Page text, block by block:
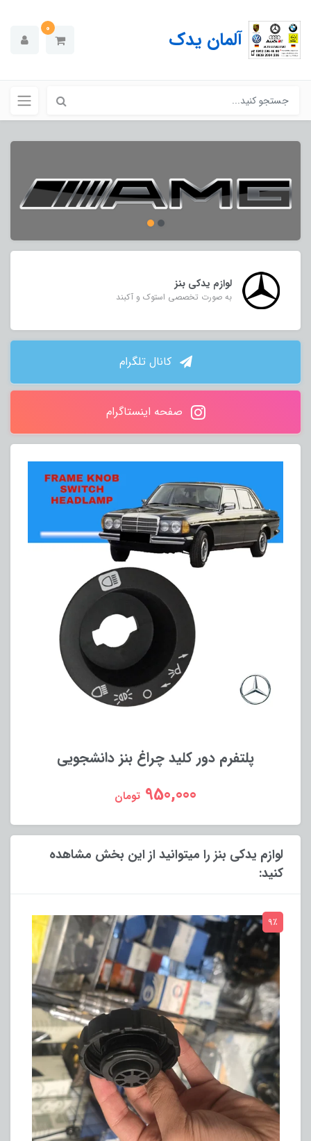
آلمان یدک 0
لوازم یدکی بنز
به صورت تخصصی استوک و آکبند
کانال تلگرام
صفحه اینستاگرام
پلتفرم دور کلید چراغ بنز دانشجویی
950,000 تومان
لوازم یدکی بنز را میتوانید از این بخش مشاهده
کنید:
9٪